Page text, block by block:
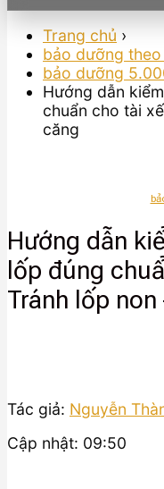
Trang chủ ›
bảo dưỡng
bảo dưỡng
Hướng dẫn
chuẩn cho tài
căng
Hướng dẫn
lốp đúng
Tránh lốp
Tác giả: Nguyễn
Cập nhật: 09:50